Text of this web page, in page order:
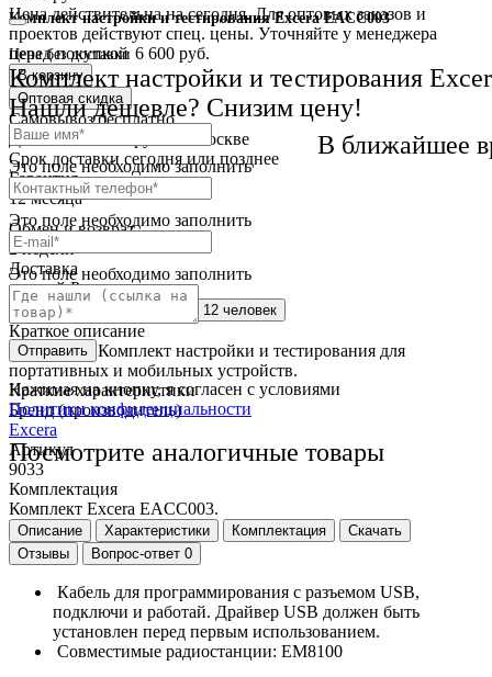
Комплект настройки и тестирования Excera EACC003
Цена без доставки 6 600 руб.
Комплект настройки и тестирования
Нашли дешевле? Снизим цену!
Это поле необходимо заполнить
Это поле необходимо заполнить
Это поле необходимо заполнить
Отправить
Нажимая на кнопку, я согласен с условиями
Политики конфиденциальности
Посмотрите аналогичные товары
В ближайшее
Цена действительна на сегодня. Для оптовых заказов и
проектов действуют спец. цены. Уточняйте у менеджера
перед покупкой
В корзину
Оптовая скидка
Самовывоз бесплатно
Доставка от 250 руб. по Москве
Cрок доставки сегодня или позднее
Гарантия
12 месяца
Обмен и возврат
2 недели
Доставка
по всей России
Сейчас этот товар смотрят 12 человек
Краткое описание
EACC003 - Комплект настройки и тестирования для
портативных и мобильных устройств.
Краткие характеристики
Бренд (производитель)
Excera
Артикул
9033
Комплектация
Комплект Excera EACC003.
Описание Характеристики Комплектация
Скачать
Отзывы
Вопрос-ответ 0
Кабель для программирования с разъемом USB,
подключи и работай. Драйвер USB должен быть
установлен перед первым использованием.
Совместимые радиостанции: EM8100